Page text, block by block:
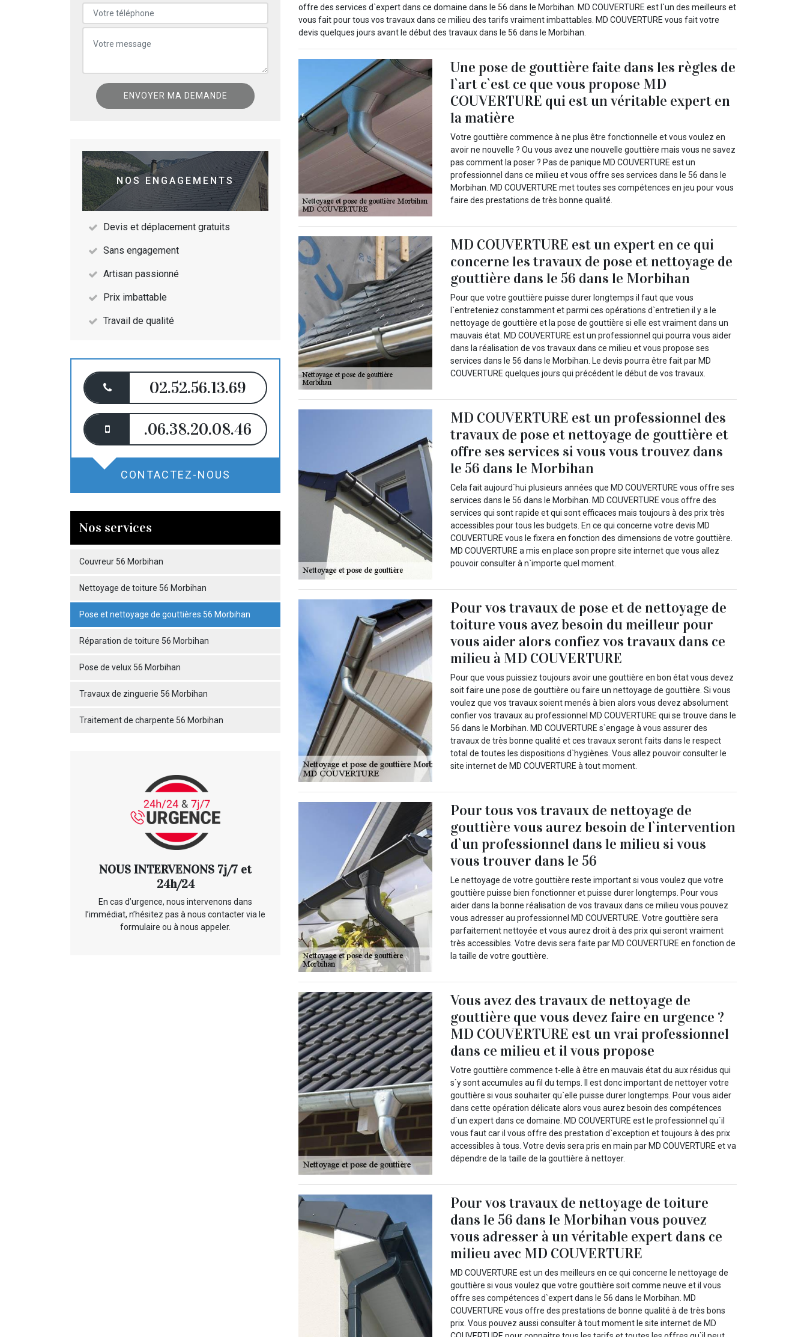
NOS ENGAGEMENTS
Devis et déplacement gratuits
Sans engagement
Artisan passionné
Prix imbattable
Travail de qualité
02.52.56.13.69
.06.38.20.08.46
CONTACTEZ-NOUS
Nos services
Couvreur 56 Morbihan
Nettoyage de toiture 56 Morbihan
Pose et nettoyage de gouttières 56 Morbihan
Réparation de toiture 56 Morbihan
Pose de velux 56 Morbihan
Travaux de zinguerie 56 Morbihan
Traitement de charpente 56 Morbihan
NOUS INTERVENONS 7j/7 et
24h/24
En cas d’urgence, nous intervenons dans
l’immédiat, n’hésitez pas à nous contacter via le
formulaire ou à nous appeler.
offre des services d`expert dans ce domaine dans le 56 dans le Morbihan. MD COUVERTURE est l`un des meilleurs et
vous fait pour tous vos travaux dans ce milieu des tarifs vraiment imbattables. MD COUVERTURE vous fait votre
devis quelques jours avant le début des travaux dans le 56 dans le Morbihan.
Une pose de gouttière faite dans les règles de
l`art c`est ce que vous propose MD
COUVERTURE qui est un véritable expert en
la matière
Votre gouttière commence à ne plus être fonctionnelle et vous voulez en
avoir ne nouvelle ? Ou vous avez une nouvelle gouttière mais vous ne savez
pas comment la poser ? Pas de panique MD COUVERTURE est un
professionnel dans ce milieu et vous offre ses services dans le 56 dans le
Morbihan. MD COUVERTURE met toutes ses compétences en jeu pour vous
faire des prestations de très bonne qualité.
MD COUVERTURE est un expert en ce qui
concerne les travaux de pose et nettoyage de
gouttière dans le 56 dans le Morbihan
Pour que votre gouttière puisse durer longtemps il faut que vous
l`entreteniez constamment et parmi ces opérations d`entretien il y a le
nettoyage de gouttière et la pose de gouttière si elle est vraiment dans un
mauvais état. MD COUVERTURE est un professionnel qui pourra vous aider
dans la réalisation de vos travaux dans ce milieu et vous propose ses
services dans le 56 dans le Morbihan. Le devis pourra être fait par MD
COUVERTURE quelques jours qui précédent le début de vos travaux.
MD COUVERTURE est un professionnel des
travaux de pose et nettoyage de gouttière et
offre ses services si vous vous trouvez dans
le 56 dans le Morbihan
Cela fait aujourd`hui plusieurs années que MD COUVERTURE vous offre ses
services dans le 56 dans le Morbihan. MD COUVERTURE vous offre des
services qui sont rapide et qui sont efficaces mais toujours à des prix très
accessibles pour tous les budgets. En ce qui concerne votre devis MD
COUVERTURE vous le fixera en fonction des dimensions de votre gouttière.
MD COUVERTURE a mis en place son propre site internet que vous allez
pouvoir consulter à n`importe quel moment.
Pour vos travaux de pose et de nettoyage de
toiture vous avez besoin du meilleur pour
vous aider alors confiez vos travaux dans ce
milieu à MD COUVERTURE
Pour que vous puissiez toujours avoir une gouttière en bon état vous devez
soit faire une pose de gouttière ou faire un nettoyage de gouttière. Si vous
voulez que vos travaux soient menés à bien alors vous devez absolument
confier vos travaux au professionnel MD COUVERTURE qui se trouve dans le
56 dans le Morbihan. MD COUVERTURE s`engage à vous assurer des
travaux de très bonne qualité et ces travaux seront faits dans le respect
total de toutes les dispositions d`hygiènes. Vous allez pouvoir consulter le
site internet de MD COUVERTURE à tout moment.
Pour tous vos travaux de nettoyage de
gouttière vous aurez besoin de l`intervention
d`un professionnel dans le milieu si vous
vous trouver dans le 56
Le nettoyage de votre gouttière reste important si vous voulez que votre
gouttière puisse bien fonctionner et puisse durer longtemps. Pour vous
aider dans la bonne réalisation de vos travaux dans ce milieu vous pouvez
vous adresser au professionnel MD COUVERTURE. Votre gouttière sera
parfaitement nettoyée et vous aurez droit à des prix qui seront vraiment
très accessibles. Votre devis sera faite par MD COUVERTURE en fonction de
la taille de votre gouttière.
Vous avez des travaux de nettoyage de
gouttière que vous devez faire en urgence ?
MD COUVERTURE est un vrai professionnel
dans ce milieu et il vous propose
Votre gouttière commence t-elle à être en mauvais état du aux résidus qui
s`y sont accumules au fil du temps. Il est donc important de nettoyer votre
gouttière si vous souhaiter qu`elle puisse durer longtemps. Pour vous aider
dans cette opération délicate alors vous aurez besoin des compétences
d`un expert dans ce domaine. MD COUVERTURE est le professionnel qu`il
vous faut car il vous offre des prestation d`exception et toujours à des prix
accessibles à tous. Votre devis sera pris en main par MD COUVERTURE et va
dépendre de la taille de la gouttière à nettoyer.
Pour vos travaux de nettoyage de toiture
dans le 56 dans le Morbihan vous pouvez
vous adresser à un véritable expert dans ce
milieu avec MD COUVERTURE
MD COUVERTURE est un des meilleurs en ce qui concerne le nettoyage de
gouttière si vous voulez que votre gouttière soit comme neuve et il vous
offre ses compétences d`expert dans le 56 dans le Morbihan. MD
COUVERTURE vous offre des prestations de bonne qualité à de très bons
prix. Vous pouvez aussi consulter à tout moment le site internet de MD